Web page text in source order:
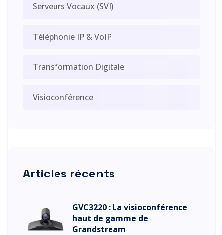
Serveurs Vocaux (SVI)
Téléphonie IP & VoIP
Transformation Digitale
Visioconférence
Articles récents
GVC3220 : La visioconférence
haut de gamme de
Grandstream